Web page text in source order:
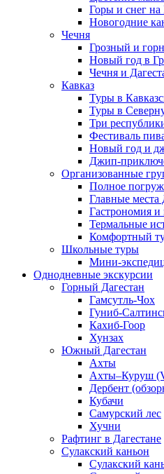
Горы и снег
Новогодние
Чечня
Грозный и
Новый год в
Чечня и
Кавказ
Туры в
Туры в
Три
Фестиваль
Новый год и
Джип-
Организованные
Полное
Главные места
Гастрономия и
Термальные
Комфортный
Школьные туры
Мини-
Однодневные экскурсии
Горный Дагестан
Гамсутль-Чох
Гуниб-
Кахиб-Гоор
Хунзах
Южный Дагестан
Ахты
Ахты–Куруш
Дербент
Кубачи
Самурский лес
Хучни
Рафтинг в Дагестане
Сулакский каньон
Сулакский